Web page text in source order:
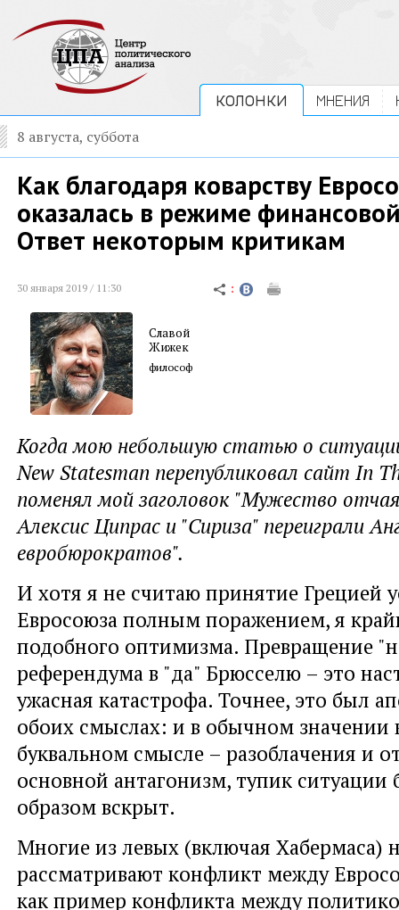
КОЛОНКИ МНЕНИЯ
8 августа, суббота
Как благодаря коварству
оказалась в режиме
Ответ некоторым критикам
30 января 2019 / 11:30
Славой
Жижек
философ
Когда мою небольшую статью о
New Statesman перепубликовал сайт In
поменял мой заголовок "Мужество
Алексис Ципрас и "Сириза" переиграли
евробюрократов".
И хотя я не считаю принятие Грецией
Евросоюза полным поражением, я
подобного оптимизма. Превращение
референдума в "да" Брюсселю – это
ужасная катастрофа. Точнее, это был
обоих смыслах: и в обычном значении
буквальном смысле – разоблачения и
основной антагонизм, тупик
образом вскрыт.
Многие из левых (включая Хабермаса)
рассматривают конфликт между
как пример конфликта между